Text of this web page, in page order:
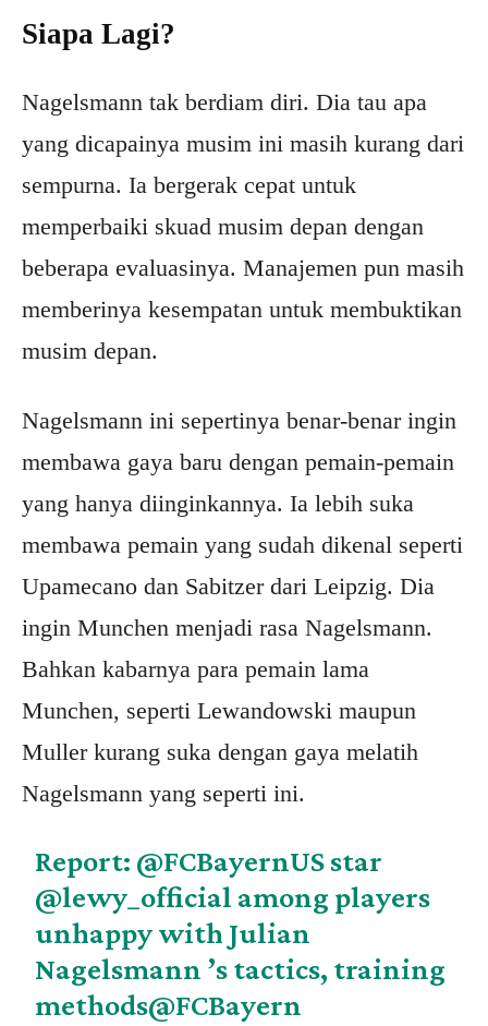
Siapa Lagi?
Nagelsmann tak berdiam diri. Dia tau apa
yang dicapainya musim ini masih kurang dari
sempurna. Ia bergerak cepat untuk
memperbaiki skuad musim depan dengan
beberapa evaluasinya. Manajemen pun masih
memberinya kesempatan untuk membuktikan
musim depan.
Nagelsmann ini sepertinya benar-benar ingin
membawa gaya baru dengan pemain-pemain
yang hanya diinginkannya. Ia lebih suka
membawa pemain yang sudah dikenal seperti
Upamecano dan Sabitzer dari Leipzig. Dia
ingin Munchen menjadi rasa Nagelsmann.
Bahkan kabarnya para pemain lama
Munchen, seperti Lewandowski maupun
Muller kurang suka dengan gaya melatih
Nagelsmann yang seperti ini.
Report: @FCBayernUSstar
@lewy_official among players
unhappy with Julian
Nagelsmann ’s tactics, training
methods@FCBayern